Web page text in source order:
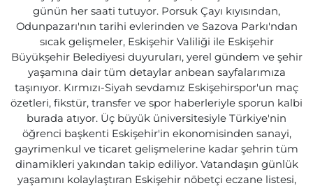
günün her saati tutuyor. Porsuk Çayı kıyısından,
Odunpazarı'nın tarihi evlerinden ve Sazova Parkı'ndan
sıcak gelişmeler, Eskişehir Valiliği ile Eskişehir
Büyükşehir Belediyesi duyuruları, yerel gündem ve şehir
yaşamına dair tüm detaylar anbean sayfalarımıza
taşınıyor. Kırmızı-Siyah sevdamız Eskişehirspor'un maç
özetleri, fikstür, transfer ve spor haberleriyle sporun kalbi
burada atıyor. Üç büyük üniversitesiyle Türkiye'nin
öğrenci başkenti Eskişehir'in ekonomisinden sanayi,
gayrimenkul ve ticaret gelişmelerine kadar şehrin tüm
dinamikleri yakından takip ediliyor. Vatandaşın günlük
yaşamını kolaylaştıran Eskişehir nöbetçi eczane listesi,